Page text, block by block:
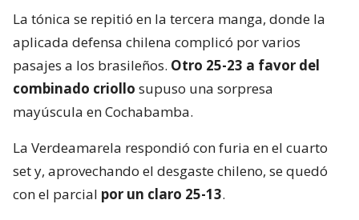
La tónica se repitió en la tercera manga, donde la
aplicada defensa chilena complicó por varios
pasajes a los brasileños. Otro 25-23 a favor del
combinado criollo supuso una sorpresa
mayúscula en Cochabamba.
La Verdeamarela respondió con furia en el cuarto
set y, aprovechando el desgaste chileno, se quedó
con el parcial por un claro 25-13.